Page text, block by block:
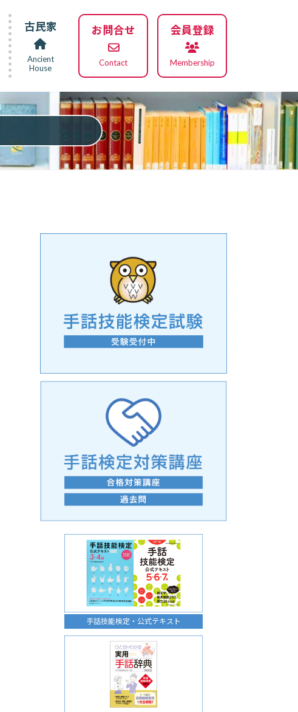
古民家
Ancient
House
お問合せ
Contact
会員登録
Membership
手話の言語学的特性に関する研究
手話技能検定・公式テキスト